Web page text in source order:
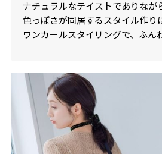
ナチュラルなテイストでありなが
色っぽさが同居するスタイル作り
ワンカールスタイリングで、ふん
るレイヤーカットが得意。「ふ
す！」